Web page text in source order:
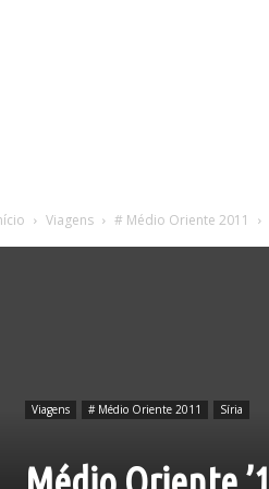
Viagens # Médio Oriente 2011
Viagens # Médio Oriente 2011 Síria